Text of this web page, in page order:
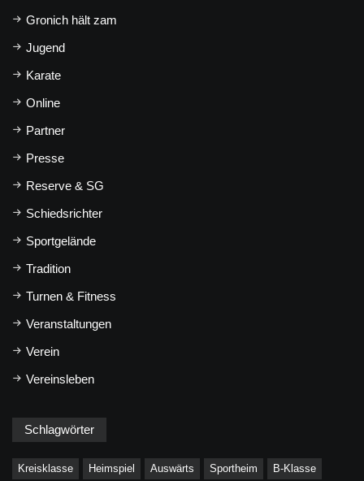
Gronich hält zam
Jugend
Karate
Online
Partner
Presse
Reserve & SG
Schiedsrichter
Sportgelände
Tradition
Turnen & Fitness
Veranstaltungen
Verein
Vereinsleben
Schlagwörter
Kreisklasse Heimspiel Auswärts Sportheim B-Klasse